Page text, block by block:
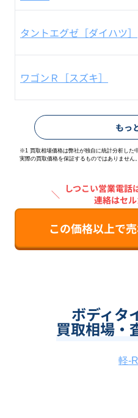
タントエグゼ［ダイハツ］
ワゴンＲ［スズキ］
もっ
※1 買取相場価格は弊社が独自に統計分析した
実際の買取価格を保証するものではありません。
＼ しつこい営業電話
連絡はセ
この価格以上で
ボディタ
買取相場・
軽-